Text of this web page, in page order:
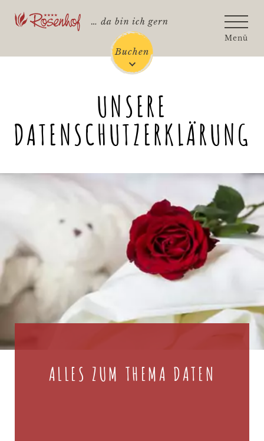
Rosenhof - Zur Startseite
Menü
Buchen
UNSERE
DATENSCHUTZERKLÄRUNG
ALLES ZUM THEMA DATEN